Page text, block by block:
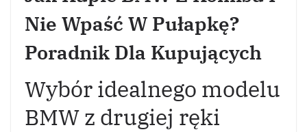
Nie Wpaść W Pułapkę?
Poradnik Dla Kupujących
Wybór idealnego modelu
BMW z drugiej ręki